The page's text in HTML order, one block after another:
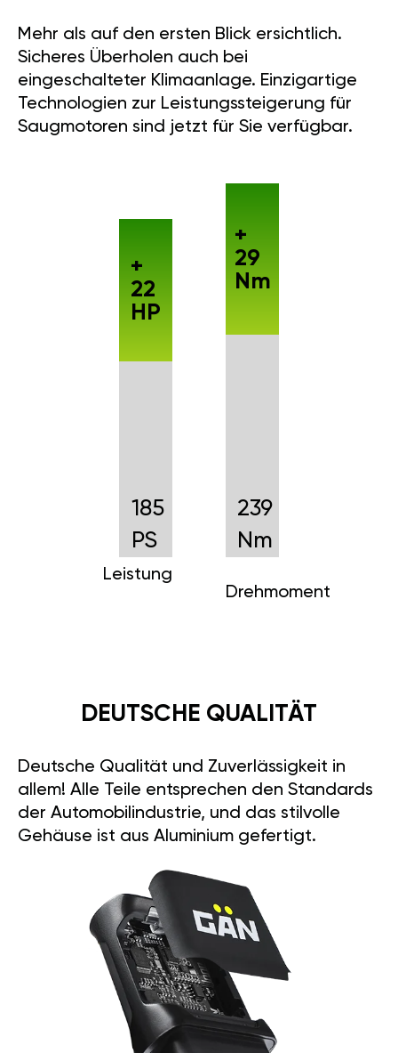
Mehr als auf den ersten Blick ersichtlich.
Sicheres Überholen auch bei
eingeschalteter Klimaanlage. Einzigartige
Technologien zur Leistungssteigerung für
Saugmotoren sind jetzt für Sie verfügbar.
185
PS
Leistung
+
22
HP
239
Nm
Drehmoment
+
29
Nm
DEUTSCHE QUALITÄT
Deutsche Qualität und Zuverlässigkeit in
allem! Alle Teile entsprechen den Standards
der Automobilindustrie, und das stilvolle
Gehäuse ist aus Aluminium gefertigt.